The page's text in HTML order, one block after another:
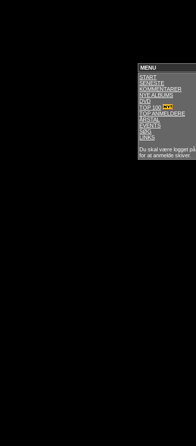
MENU
START
SENESTE
KOMMENTARER
NYE ALBUMS
DVD
TOP 100
TOP ANMELDERE
ÅRSTAL
EVENTS
SØG
LINKS
Du skal være logget på
for at anmelde skiver.